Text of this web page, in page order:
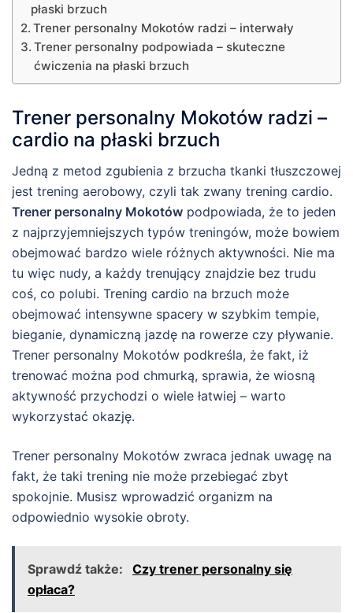
płaski brzuch
Trener personalny Mokotów radzi – interwały
Trener personalny podpowiada – skuteczne
ćwiczenia na płaski brzuch
Trener personalny Mokotów radzi –
cardio na płaski brzuch
Jedną z metod zgubienia z brzucha tkanki tłuszczowej
jest trening aerobowy, czyli tak zwany trening cardio.
Trener personalny Mokotów podpowiada, że to jeden
z najprzyjemniejszych typów treningów, może bowiem
obejmować bardzo wiele różnych aktywności. Nie ma
tu więc nudy, a każdy trenujący znajdzie bez trudu
coś, co polubi. Trening cardio na brzuch może
obejmować intensywne spacery w szybkim tempie,
bieganie, dynamiczną jazdę na rowerze czy pływanie.
Trener personalny Mokotów podkreśla, że fakt, iż
trenować można pod chmurką, sprawia, że wiosną
aktywność przychodzi o wiele łatwiej – warto
wykorzystać okazję.
Trener personalny Mokotów zwraca jednak uwagę na
fakt, że taki trening nie może przebiegać zbyt
spokojnie. Musisz wprowadzić organizm na
odpowiednio wysokie obroty.
Sprawdź także:
Czy trener personalny się
opłaca?